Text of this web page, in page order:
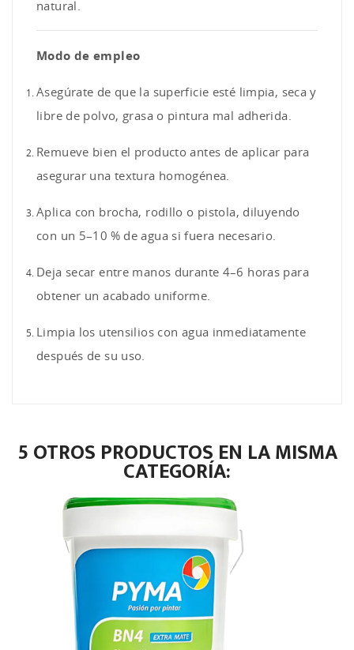
natural.
Modo de empleo
Asegúrate de que la superficie esté limpia, seca y
libre de polvo, grasa o pintura mal adherida.
Remueve bien el producto antes de aplicar para
asegurar una textura homogénea.
Aplica con brocha, rodillo o pistola, diluyendo
con un 5–10 % de agua si fuera necesario.
Deja secar entre manos durante 4–6 horas para
obtener un acabado uniforme.
Limpia los utensilios con agua inmediatamente
después de su uso.
5 OTROS PRODUCTOS EN LA MISMA
CATEGORÍA: